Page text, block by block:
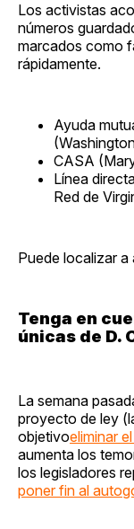
Los activistas
números
marcados como
rápidamente.
Ayuda
CASA
Línea
Red de
Puede localizar a
Tenga en
únicas de D.
La semana
proyecto de ley
objetivoeliminar
aumenta los
los legisladores
poner fin al